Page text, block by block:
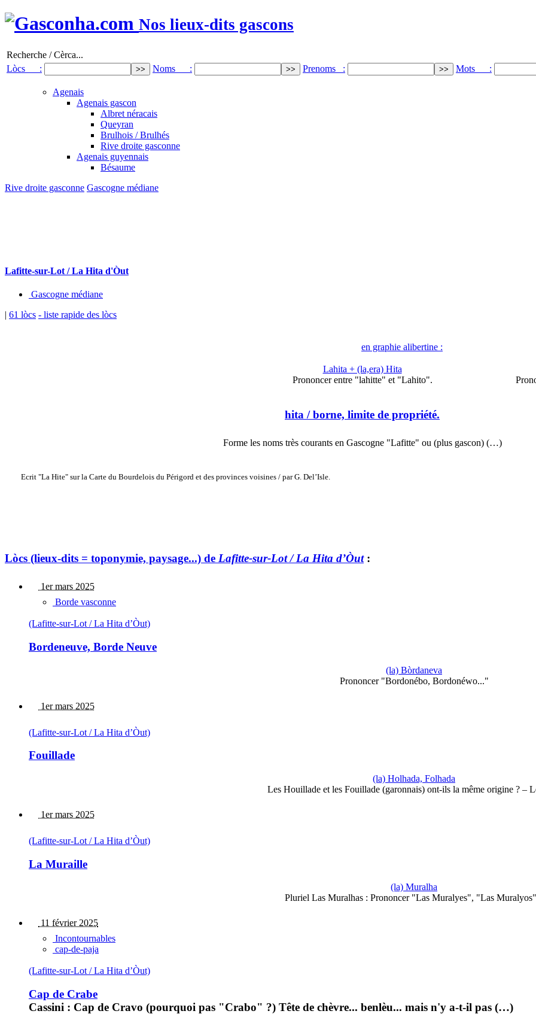
Nos lieux-dits gascons
Recherche / Cèrca...
Lòcs :
Noms : Prenoms : Mots :
Agenais
Agenais gascon
Albret néracais
Queyran
Brulhois / Brulhés
Rive droite gasconne
Agenais guyennais
Bésaume
Rive droite gasconne Gascogne médiane
Lafitte-sur-Lot / La Hita d'Òut
Gascogne médiane
| 61 lòcs - liste rapide des lòcs
en graphie alibertine :
Lahita + (la,era) Hita
Prononcer entre "lahitte" et "Lahito".
hita / borne, limite de propriété.
Forme les noms très courants en Gascogne "Lafitte" ou (plus gascon) (…)
Ecrit "La Hite" sur la Carte du Bourdelois du Périgord et des provinces voisines / par G. Del’Isle.
Lòcs (lieux-dits = toponymie, paysage...) de Lafitte-sur-Lot / La Hita d’Òut:
1er mars 2025
Borde vasconne
(Lafitte-sur-Lot / La Hita d’Òut)
Bordeneuve, Borde Neuve
(la) Bòrdaneva
Prononcer "Bordonébo, Bordonéwo..."
1er mars 2025
(Lafitte-sur-Lot / La Hita d’Òut)
Fouillade
(la) Holhada, Folhada
Les Houillade et les Fouillade (garonnais) ont-ils la même origine ? –
1er mars 2025
(Lafitte-sur-Lot / La Hita d’Òut)
La Muraille
(la) Muralha
Pluriel Las Muralhas : Prononcer "Las Muralyes", "Las
11 février 2025
Incontournables
cap-de-paja
(Lafitte-sur-Lot / La Hita d’Òut)
Cap de Crabe
Cassini : Cap de Cravo (pourquoi pas "Crabo" ?) Tête de chèvre... benlèu... mais n'y a-t-il pas (…)